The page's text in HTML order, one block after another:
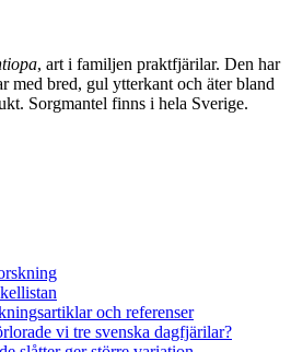
, art i familjen praktfjärilar. Den har
med bred, gul ytterkant och äter bland
Sorgmantel finns i hela Sverige.
och referenser
vi tre svenska dagfjärilar?